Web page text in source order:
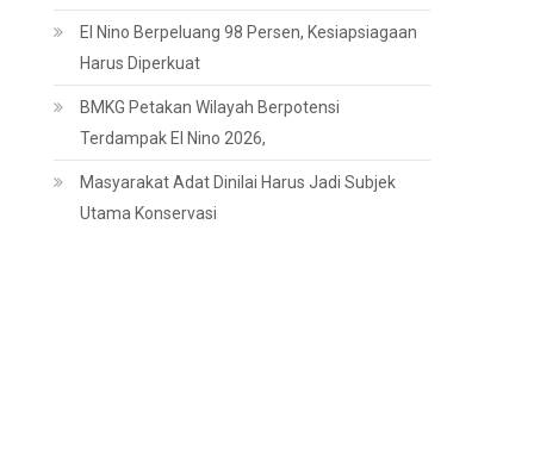
El Nino Berpeluang 98 Persen, Kesiapsiagaan
Harus Diperkuat
BMKG Petakan Wilayah Berpotensi
Terdampak El Nino 2026,
Masyarakat Adat Dinilai Harus Jadi Subjek
Utama Konservasi